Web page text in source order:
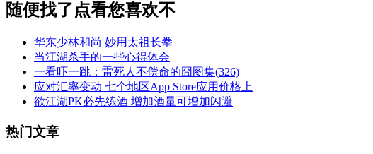
随便找了点看您喜欢不
华东少林和尚 妙用太祖长拳
当江湖杀手的一些心得体会
一看吓一跳：雷死人不偿命的囧图集(326)
应对汇率变动 七个地区App Store应用价格上
欲江湖PK必先练酒 增加酒量可增加闪避
热门文章